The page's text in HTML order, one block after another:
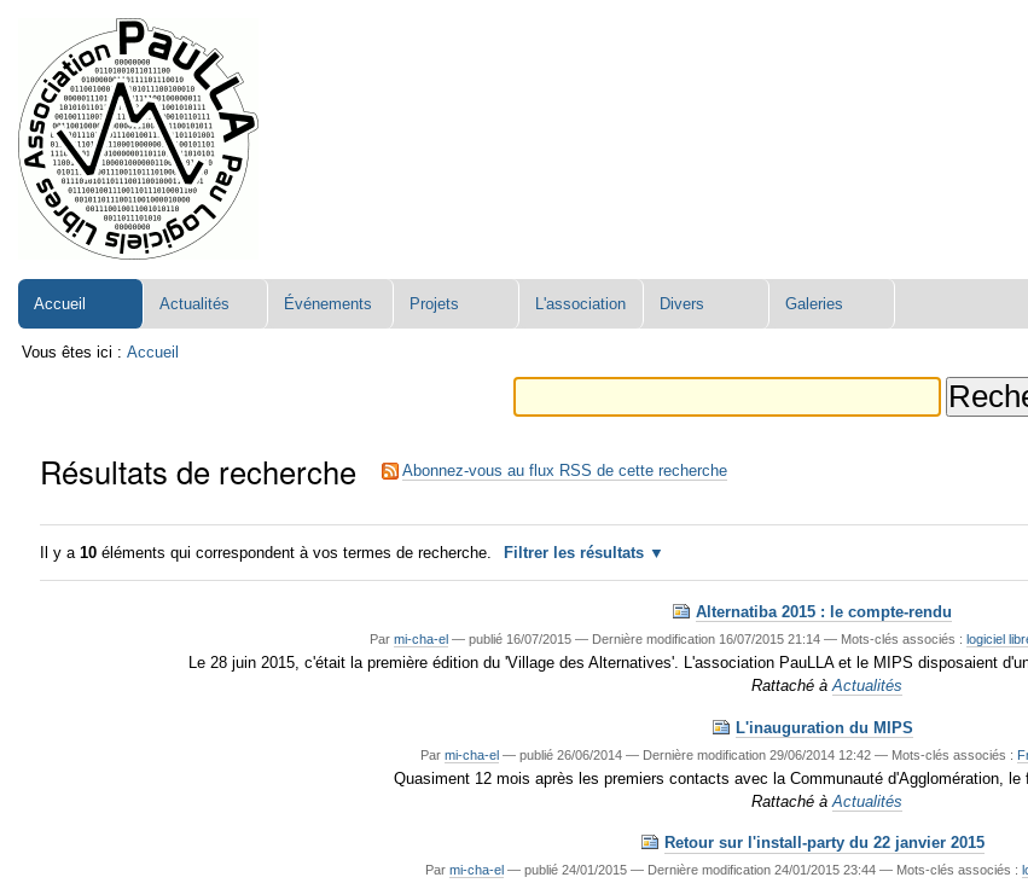
contenu.
Aller
à
la
navigation
Accueil Actualités Événements Projets L'association Divers Galeries
Vous êtes ici : Accueil
Résultats de recherche Abonnez-vous au flux RSS de cette recherche
Il y a10 éléments qui correspondent à vos termes de recherche. Filtrer les résultats
Alternatiba 2015 : le compte-rendu
Parmi-cha-el —publié 16/07/2015— Dernière modification 16/07/2015 21:14— Mots-clés associés :logiciel
Le 28 juin 2015, c'était la première édition du 'Village des Alternatives'. L'association PauLLA et le MIPS disposaient
Rattaché à Actualités
L'inauguration du MIPS
Par mi-cha-el — publié26/06/2014 — Dernière modification29/06/2014 12:42 — Mots-clés associés :
Quasiment 12 mois après les premiers contacts avec la Communauté d'Agglomération, le
Rattaché à Actualités
Retour sur l'install-party du 22 janvier 2015
Par mi-cha-el — publié24/01/2015 — Dernière modification24/01/2015 23:44 — Mots-clés associés :